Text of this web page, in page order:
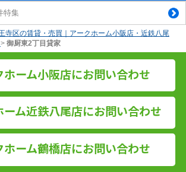
特集
寺区の賃貸・売買｜アークホーム小阪店・近鉄八尾
> 御厨東2丁目貸家
ホーム小阪店にお問い合わせ
ーム近鉄八尾店にお問い合わせ
ホーム鶴橋店にお問い合わせ